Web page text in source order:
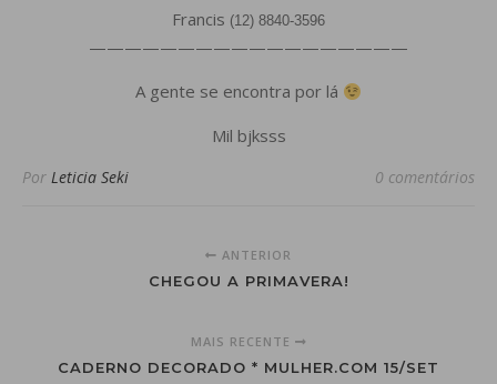
Francis (12) 8840-3596
——————————————————
A gente se encontra por lá
Mil bjksss
Por Leticia Seki 0 comentários
ANTERIOR
CHEGOU A PRIMAVERA!
MAIS RECENTE
CADERNO DECORADO * MULHER.COM 15/SET